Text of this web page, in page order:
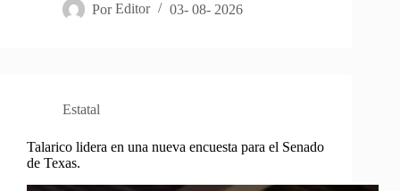
Por Editor 03- 08- 2026
Estatal
Talarico lidera en una nueva encuesta para el Senado
de Texas.